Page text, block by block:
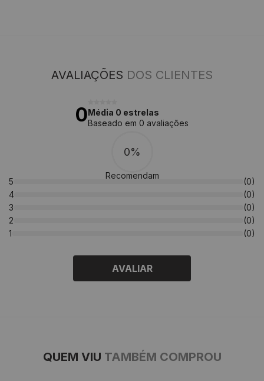
AVALIAÇÕES DOS CLIENTES
0Média 0 estrelas
Baseado em 0 avaliações
0%
Recomendam
5
(0)
4
(0)
3
(0)
2
(0)
1
(0)
AVALIAR
QUEM VIU TAMBÉM COMPROU